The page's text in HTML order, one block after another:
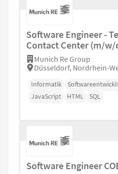
Software Engineer -
Contact Center (m/w/
Munich Re Group
Düsseldorf, Nordrhein-
Informatik
JavaScript
HTML SQL
Software Engineer